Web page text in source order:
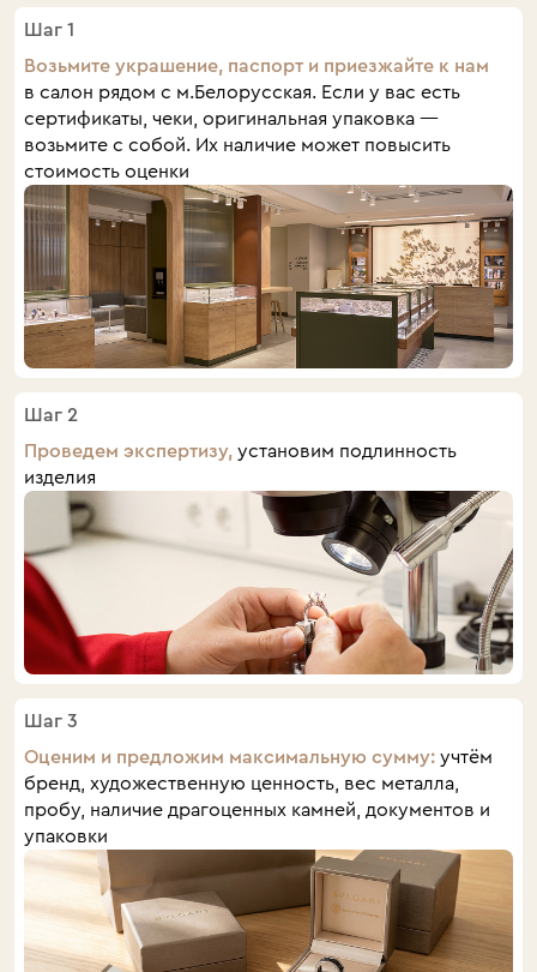
Шаг 1
Возьмите украшение, паспорт и приезжайте к нам
в салон рядом с м.Белорусская. Если у вас есть
сертификаты, чеки, оригинальная упаковка —
возьмите с собой. Их наличие может повысить
стоимость оценки
Шаг 2
Проведем экспертизу, установим подлинность
изделия
Шаг 3
Оценим и предложим максимальную сумму: учтём
бренд, художественную ценность, вес металла,
пробу, наличие драгоценных камней, документов и
упаковки